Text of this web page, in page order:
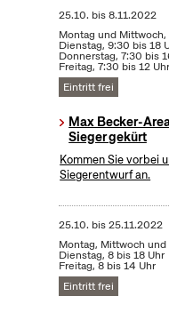
25.10. bis8.11.2022
Montag und Mittwoch,
Dienstag, 9:30 bis 18
Donnerstag, 7:30 bis
Freitag, 7:30 bis 12 Uhr
Eintritt frei
Max Becker-
Sieger gekürt
Kommen Sie vorbei
Siegerentwurf an.
25.10. bis25.11.2022
Montag, Mittwoch
Dienstag, 8 bis 18 Uhr
Freitag, 8 bis 14 Uhr
Eintritt frei